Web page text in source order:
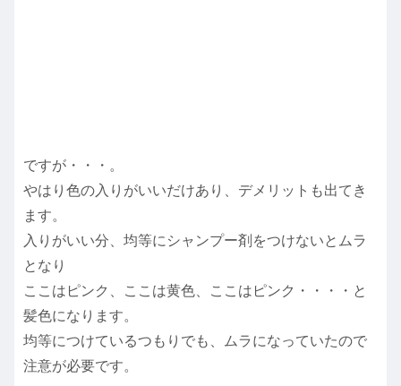
ですが・・・。
やはり色の入りがいいだけあり、デメリットも出てき
ます。
入りがいい分、均等にシャンプー剤をつけないとムラ
となり
ここはピンク、ここは黄色、ここはピンク・・・・と
髪色になります。
均等につけているつもりでも、ムラになっていたので
注意が必要です。